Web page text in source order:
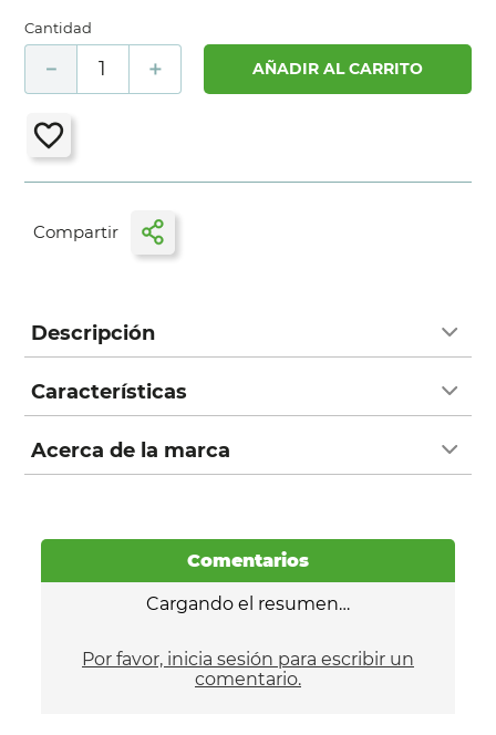
Cantidad
＋
－ AÑADIR AL CARRITO
Descripción
Características
Acerca de la marca
Comentarios
Cargando el resumen…
Por favor, inicia sesión para escribir un
comentario.